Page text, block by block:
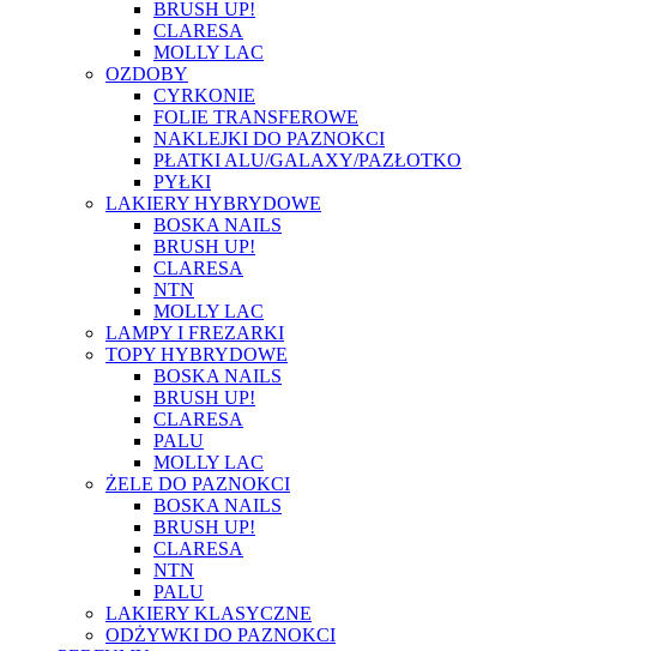
BRUSH UP!
CLARESA
MOLLY LAC
OZDOBY
CYRKONIE
FOLIE TRANSFEROWE
NAKLEJKI DO PAZNOKCI
PŁATKI ALU/GALAXY/PAZŁOTKO
PYŁKI
LAKIERY HYBRYDOWE
BOSKA NAILS
BRUSH UP!
CLARESA
NTN
MOLLY LAC
LAMPY I FREZARKI
TOPY HYBRYDOWE
BOSKA NAILS
BRUSH UP!
CLARESA
PALU
MOLLY LAC
ŻELE DO PAZNOKCI
BOSKA NAILS
BRUSH UP!
CLARESA
NTN
PALU
LAKIERY KLASYCZNE
ODŻYWKI DO PAZNOKCI